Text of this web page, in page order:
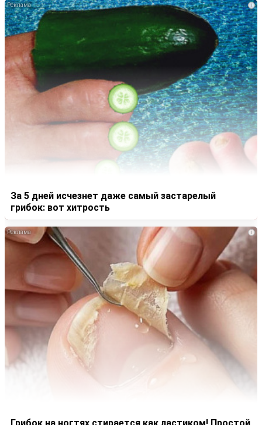
i
За 5 дней исчезнет даже самый застарелый
грибок: вот хитрость
i